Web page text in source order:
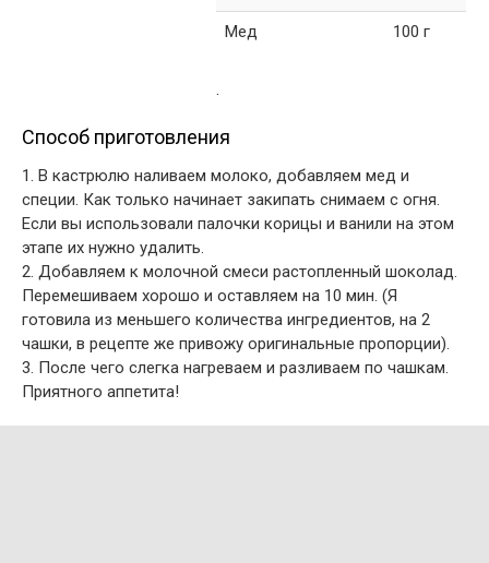
Мед 100 г
.
Способ приготовления
1. В кастрюлю наливаем молоко, добавляем мед и
специи. Как только начинает закипать снимаем с огня.
Если вы использовали палочки корицы и ванили на этом
этапе их нужно удалить.
2. Добавляем к молочной смеси растопленный шоколад.
Перемешиваем хорошо и оставляем на 10 мин. (Я
готовила из меньшего количества ингредиентов, на 2
чашки, в рецепте же привожу оригинальные пропорции).
3. После чего слегка нагреваем и разливаем по чашкам.
Приятного аппетита!